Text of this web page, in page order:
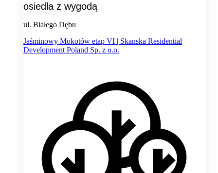
osiedla z wygodą
ul. Białego Dębu
Jaśminowy Mokotów etap VI | Skanska Residential
Development Poland Sp. z o.o.